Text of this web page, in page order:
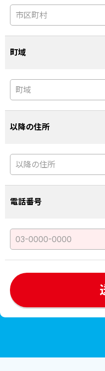
町域
以降の住所
電話番号